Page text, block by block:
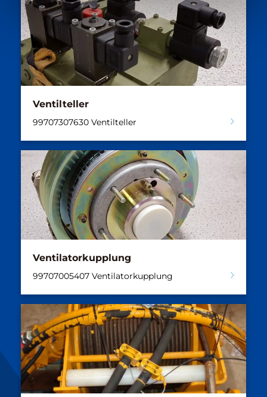
Ventilteller
99707307630 Ventilteller
Ventilatorkupplung
99707005407 Ventilatorkupplung